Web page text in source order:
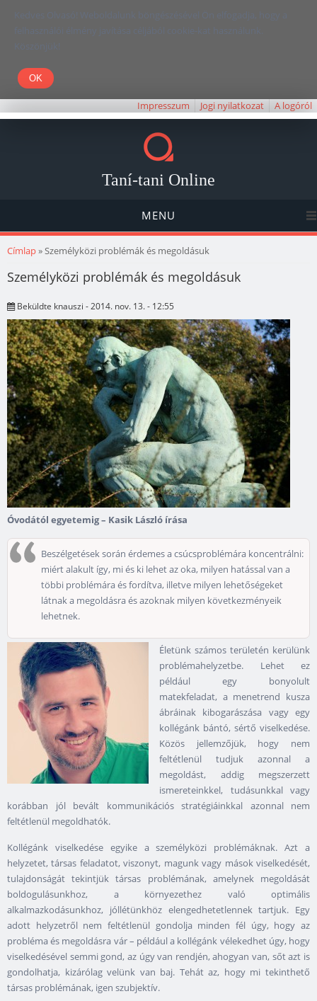
Kedves Olvasó! Weboldalunk böngészésével Ön elfogadja, hogy a
felhasználói élmény javítása céljából cookie-kat használunk.
Köszönjük!
Impresszum Jogi nyilatkozat A logóról
Taní-tani Online
MENU
Jelenlegi hely
Címlap» Személyközi problémák és megoldásuk
Személyközi problémák és megoldásuk
Beküldte knauszi - 2014. nov. 13. - 12:55
Óvodától egyetemig – Kasik László írása
Beszélgetések során érdemes a csúcsproblémára koncentrálni:
miért alakult így, mi és ki lehet az oka, milyen hatással van a
többi problémára és fordítva, illetve milyen lehetőségeket
látnak a megoldásra és azoknak milyen következményeik
lehetnek.
Életünk számos területén kerülünk
problémahelyzetbe. Lehet ez
például egy bonyolult
matekfeladat, a menetrend kusza
ábráinak kibogarászása vagy egy
kollégánk bántó, sértő viselkedése.
Közös jellemzőjük, hogy nem
feltétlenül tudjuk azonnal a
megoldást, addig megszerzett
ismereteinkkel, tudásunkkal vagy
korábban jól bevált kommunikációs stratégiáinkkal azonnal nem
feltétlenül megoldhatók.
Kollégánk viselkedése egyike a személyközi problémáknak. Azt a
helyzetet, társas feladatot, viszonyt, magunk vagy mások viselkedését,
tulajdonságát tekintjük társas problémának, amelynek megoldását
boldogulásunkhoz, a környezethez való optimális
alkalmazkodásunkhoz, jóllétünkhöz elengedhetetlennek tartjuk. Egy
adott helyzetről nem feltétlenül gondolja minden fél úgy, hogy az
probléma és megoldásra vár – például a kollégánk vélekedhet úgy, hogy
viselkedésével semmi gond, az úgy van rendjén, ahogyan van, sőt azt is
gondolhatja, kizárólag velünk van baj. Tehát az, hogy mi tekinthető
társas problémának, igen szubjektív.